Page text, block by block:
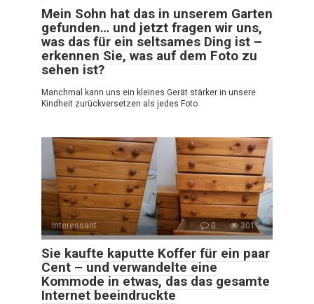
Mein Sohn hat das in unserem Garten
gefunden… und jetzt fragen wir uns,
was das für ein seltsames Ding ist –
erkennen Sie, was auf dem Foto zu
sehen ist?
Manchmal kann uns ein kleines Gerät stärker in unsere
Kindheit zurückversetzen als jedes Foto.
Interessant 0 301
Sie kaufte kaputte Koffer für ein paar
Cent – und verwandelte eine
Kommode in etwas, das das gesamte
Internet beeindruckte